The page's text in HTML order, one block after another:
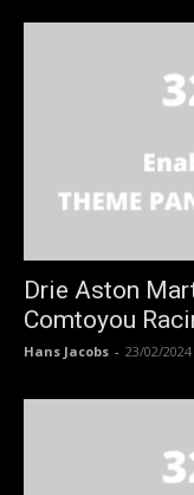
Drie Aston
Comtoyou
Hans Jacobs - 23/02/2024